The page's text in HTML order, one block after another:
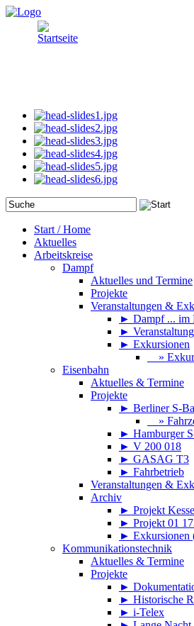
Start / Home
Aktuelles
Arbeitskreise
Dampf
Aktuelles und Termine
Projekte
Veranstaltungen &
► Dampf ... im
►
► Exkursionen
»
Eisenbahn
Aktuelles & Termine
Projekte
► Berliner S-
»
► Hamburger
► V 200 018
► GASAG T3
► Fahrbetrieb
Veranstaltungen &
Archiv
► Projekt
► Projekt 01
► Exkursionen
Kommunikationstechnik
Aktuelles & Termine
Projekte
►
► Historische
► i-Telex